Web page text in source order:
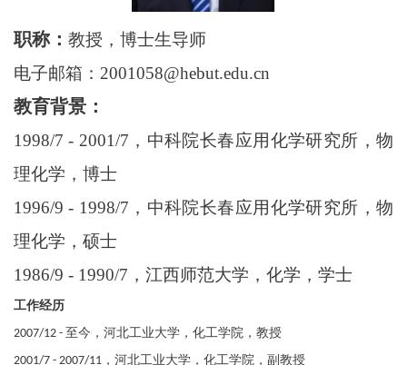
职称： 教授，博士生导师
电子邮箱：2001058@hebut.edu.cn
教育背景：
1998/7 - 2001/7，中科院长春应用化学研究所，物
理化学，博士
1996/9 - 1998/7，中科院长春应用化学研究所，物
理化学，硕士
1986/9 - 1990/7，江西师范大学，化学，学士
工作经历
2007/12 - 至今，河北工业大学，化工学院，教授
2001/7 - 2007/11，河北工业大学，化工学院，副教授